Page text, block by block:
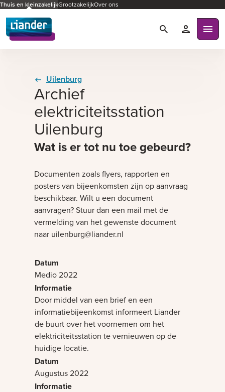
Thuis en kleinzakelijkGrootzakelijkOver ons
ZoekenMijn
Uilenburg
Archief
elektriciteitsstation
Uilenburg
Wat is er tot nu toe gebeurd?
Documenten zoals flyers, rapporten en
posters van bijeenkomsten zijn op aanvraag
beschikbaar. Wilt u een document
aanvragen? Stuur dan een mail met de
vermelding van het gewenste document
naar uilenburg@liander.nl
Medio 2022
Door middel van een brief en een
informatiebijeenkomst informeert Liander
de buurt over het voornemen om het
elektriciteitsstation te vernieuwen op de
huidige locatie.
Augustus 2022